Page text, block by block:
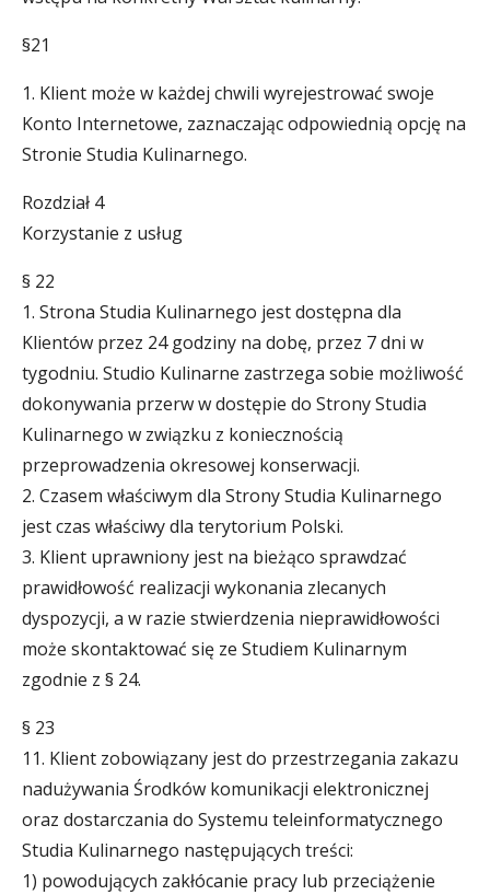
§21
1. Klient może w każdej chwili wyrejestrować swoje
Konto Internetowe, zaznaczając odpowiednią opcję na
Stronie Studia Kulinarnego.
Rozdział 4
Korzystanie z usług
§ 22
1. Strona Studia Kulinarnego jest dostępna dla
Klientów przez 24 godziny na dobę, przez 7 dni w
tygodniu. Studio Kulinarne zastrzega sobie możliwość
dokonywania przerw w dostępie do Strony Studia
Kulinarnego w związku z koniecznością
przeprowadzenia okresowej konserwacji.
2. Czasem właściwym dla Strony Studia Kulinarnego
jest czas właściwy dla terytorium Polski.
3. Klient uprawniony jest na bieżąco sprawdzać
prawidłowość realizacji wykonania zlecanych
dyspozycji, a w razie stwierdzenia nieprawidłowości
może skontaktować się ze Studiem Kulinarnym
zgodnie z § 24.
§ 23
11. Klient zobowiązany jest do przestrzegania zakazu
nadużywania Środków komunikacji elektronicznej
oraz dostarczania do Systemu teleinformatycznego
Studia Kulinarnego następujących treści:
1) powodujących zakłócanie pracy lub przeciążenie